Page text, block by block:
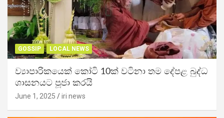
GOSSIP LOCAL NEWS
ව්‍යාපාරිකයෙක් කෝටි 10ක් වටිනා තම දේපළ බුද්ධ
ශාසනයට පූජා කරයි
June 1, 2025 iri news